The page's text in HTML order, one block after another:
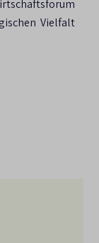
Vielfalt